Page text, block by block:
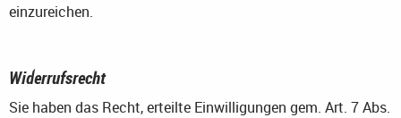
einzureichen.
Widerrufsrecht
Sie haben das Recht, erteilte Einwilligungen gem. Art. 7 Abs.